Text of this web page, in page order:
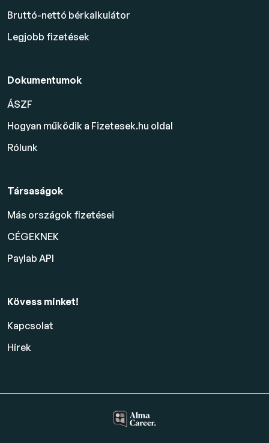
Bruttó-nettó bérkalkulátor
Legjobb fizetések
Dokumentumok
ÁSZF
Hogyan működik a Fizetesek.hu oldal
Rólunk
Társaságok
Más országok fizetései
CÉGEKNEK
Paylab API
Kövess minket!
Kapcsolat
Hírek